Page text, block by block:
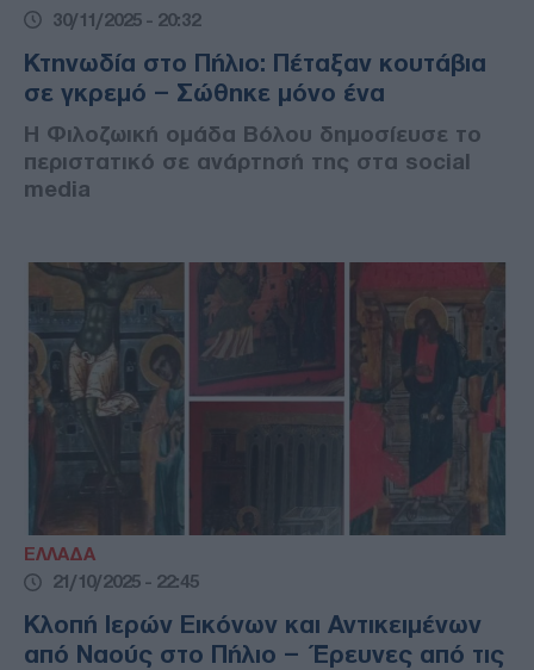
30/11/2025 - 20:32
Κτηνωδία στο Πήλιο: Πέταξαν κουτάβια
σε γκρεμό – Σώθηκε μόνο ένα
Η Φιλοζωική ομάδα Βόλου δημοσίευσε το
περιστατικό σε ανάρτησή της στα social
media
ΕΛΛΑΔΑ
21/10/2025 - 22:45
Κλοπή Ιερών Εικόνων και Αντικειμένων
από Ναούς στο Πήλιο – Έρευνες από τις